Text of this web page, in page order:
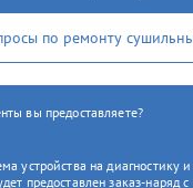
по ремонту
вы предоставляете?
устройства на диагностику
предоставлен заказ-наряд